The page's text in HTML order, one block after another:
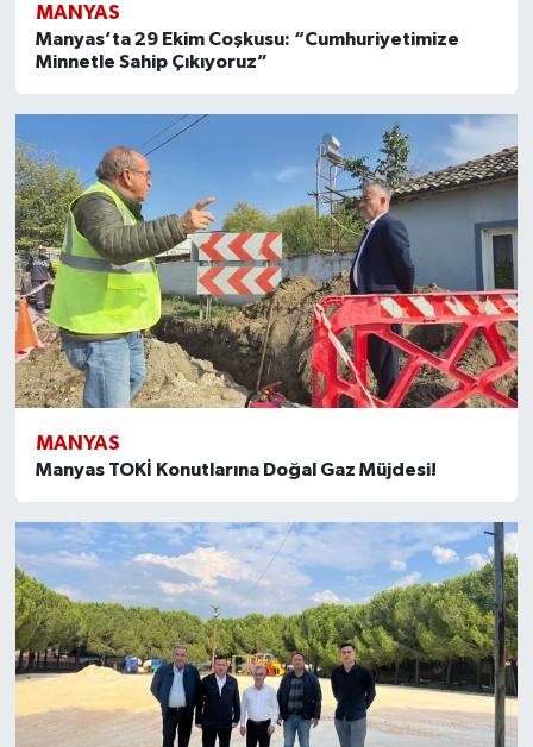
MANYAS
Manyas’ta 29 Ekim Coşkusu: “Cumhuriyetimize
Minnetle Sahip Çıkıyoruz”
MANYAS
Manyas TOKİ Konutlarına Doğal Gaz Müjdesi!